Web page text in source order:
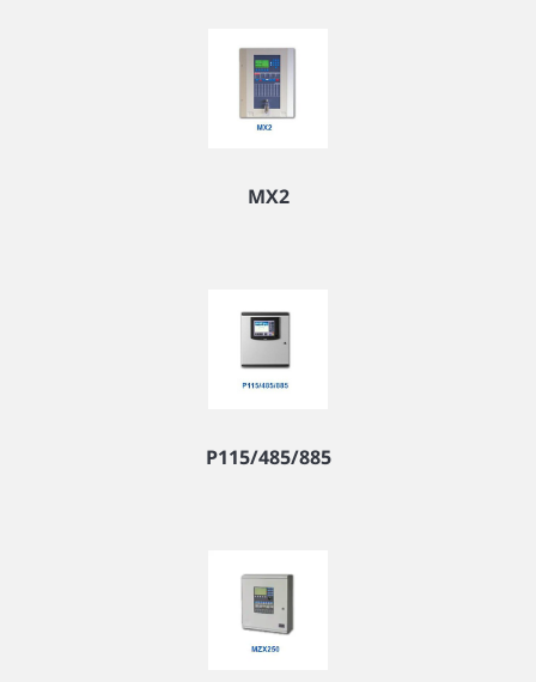
MX2
P115/485/885